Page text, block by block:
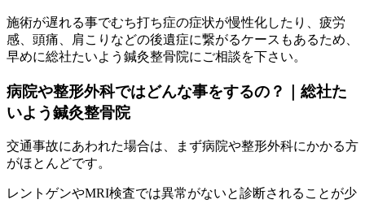
施術が遅れる事でむち打ち症の症状が慢性化したり、疲労
感、頭痛、肩こりなどの後遺症に繋がるケースもあるため、
早めに総社たいよう鍼灸整骨院にご相談を下さい。
病院や整形外科ではどんな事をするの？｜総社た
いよう鍼灸整骨院
交通事故にあわれた場合は、まず病院や整形外科にかかる方
がほとんどです。
レントゲンやMRI検査では異常がないと診断されることが少